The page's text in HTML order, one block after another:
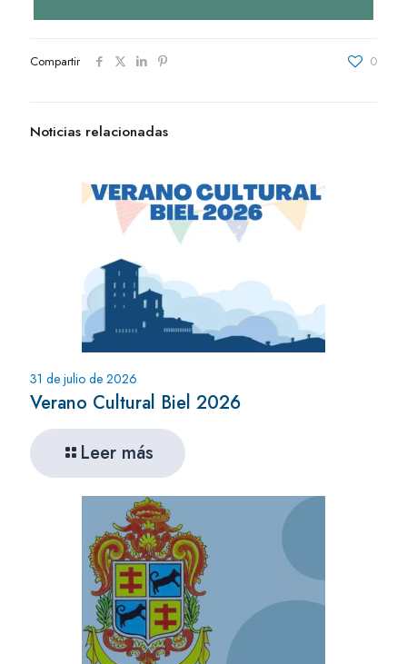
Compartir 0
Noticias relacionadas
31 de julio de 2026
Verano Cultural Biel 2026
Leer más